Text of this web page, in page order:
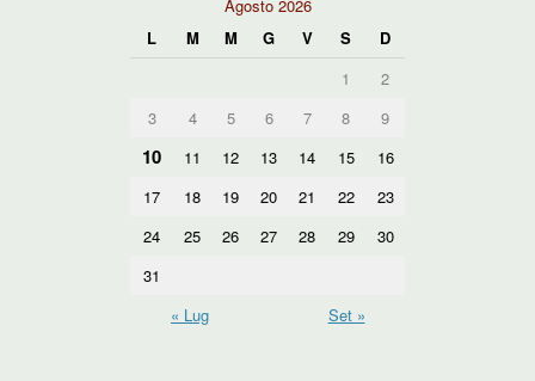
Agosto 2026
L
M M G V S
D
1
2
3
4 5 6 7 8 9
10 11 12 13 14 15
16
17
18 19 20 21 22
23
24
25 26 27 28 29
30
31
« Lug
Set »